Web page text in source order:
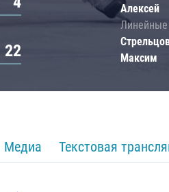
22
Алексей
Линейные
Максим
Медиа Текстовая